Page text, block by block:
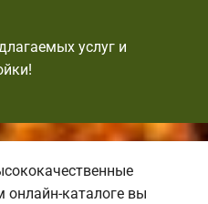
услуг и
каталоге вы